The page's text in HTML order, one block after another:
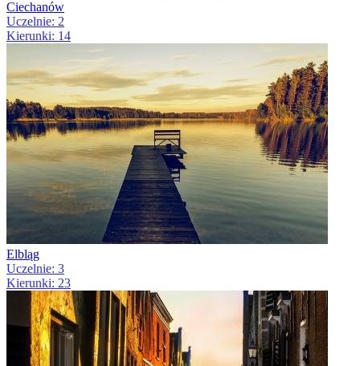
Ciechanów
Uczelnie: 2
Kierunki: 14
Elbląg
Uczelnie: 3
Kierunki: 23